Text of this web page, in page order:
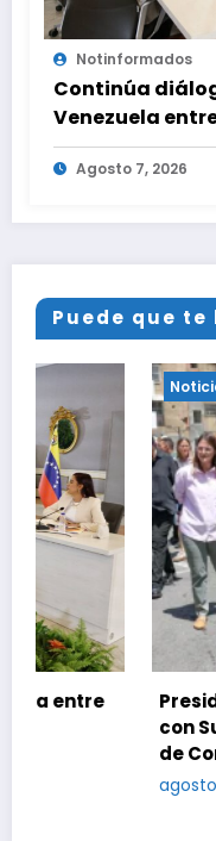
Notinformados
Continúa
Venezuela
oposición
Agosto 7, 2026
Puede que
Presidenta
con Subsidio
de Condominio
agosto 7, 2026